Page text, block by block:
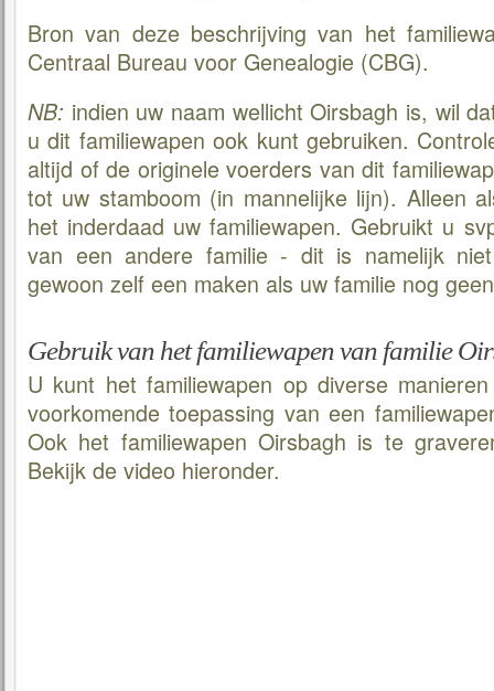
Bron van deze beschrijving van het
Centraal Bureau voor Genealogie (CBG).
NB: indien uw naam wellicht Oirsbagh is, wil
u dit familiewapen ook kunt gebruiken.
altijd of de originele voerders van dit
tot uw stamboom (in mannelijke lijn). Alleen
het inderdaad uw familiewapen. Gebruikt u
van een andere familie - dit is namelijk
gewoon zelf een maken als uw familie nog
Gebruik van het familiewapen van familie
U kunt het familiewapen op diverse
voorkomende toepassing van een
Ook het familiewapen Oirsbagh is te
Bekijk de video hieronder.